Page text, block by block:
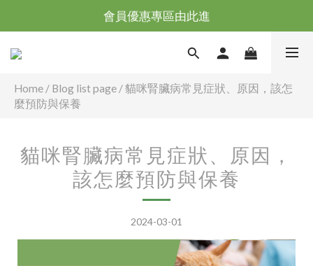
台灣滿NT$全館滿1200免運｜海外滿NT$3000免運
會員優惠專區由此進
台灣滿NT$全館滿1200免運｜海外滿NT$3000免運
Home / Blog list page /貓咪腎臟病常見症狀、原因，該怎
麼預防與保養
貓咪腎臟病常見症狀、原因，
該怎麼預防與保養
2024-03-01